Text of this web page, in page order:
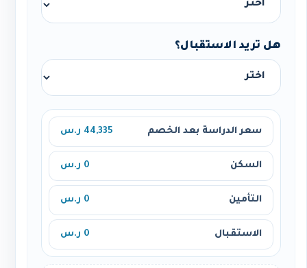
هل تريد الاستقبال؟
سعر الدراسة بعد الخصم 44,335 ر.س
السكن 0 ر.س
التأمين 0 ر.س
الاستقبال 0 ر.س